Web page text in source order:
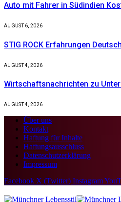
Auto mit Fahrer in Südindien
AUGUST 6, 2026
STIG ROCK Erfahrungen
AUGUST 4, 2026
Wirtschaftsnachrichten zu
AUGUST 4, 2026
Über uns
Kontakt
Haftung für Inhalte
Haftungsausschluss
Datenschutzerklärung
Impressum
Facebook X (Twitter) Instagram